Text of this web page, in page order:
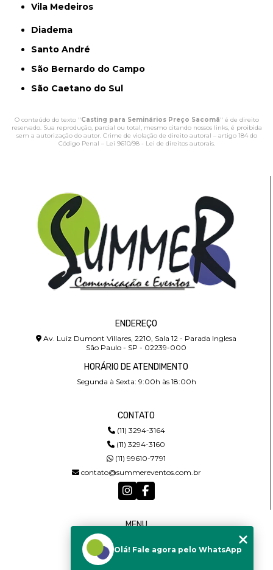
Vila Medeiros
Diadema
Santo André
São Bernardo do Campo
São Caetano do Sul
O conteúdo do texto "Casting para Seminários Preço Sacomã" é de direito
reservado. Sua reprodução, parcial ou total, mesmo citando nossos links, é proibida
sem a autorização do autor. Crime de violação de direito autoral – artigo 184 do
Código Penal – Lei 9610/98 - Lei de direitos autorais.
ENDEREÇO
Av. Luiz Dumont Villares, 2210, Sala 12 - Parada Inglesa
São Paulo - SP - 02239-000
HORÁRIO DE ATENDIMENTO
Segunda à Sexta: 9:00h às 18:00h
CONTATO
(11) 3294-3164
(11) 3294-3160
(11) 99610-7791
contato@summereventos.com.br
MENU
QUEM SOMOS
Olá! Fale agora pelo WhatsApp